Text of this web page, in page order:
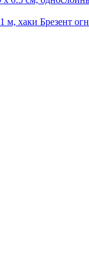
Брезент